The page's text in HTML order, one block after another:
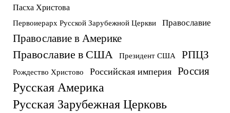
Пасха Христова
Первоиерарх Русской Зарубежной Церкви Православие
Православие в Америке
Православие в США Президент США РПЦЗ
Рождество Христово Российская империя Россия
Русская Америка
Русская Зарубежная Церковь